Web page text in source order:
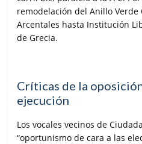
remodelación del Anillo Verde
Arcentales hasta Institución
de Grecia.
Críticas de la
ejecución
Los vocales vecinos de
“oportunismo de cara a las